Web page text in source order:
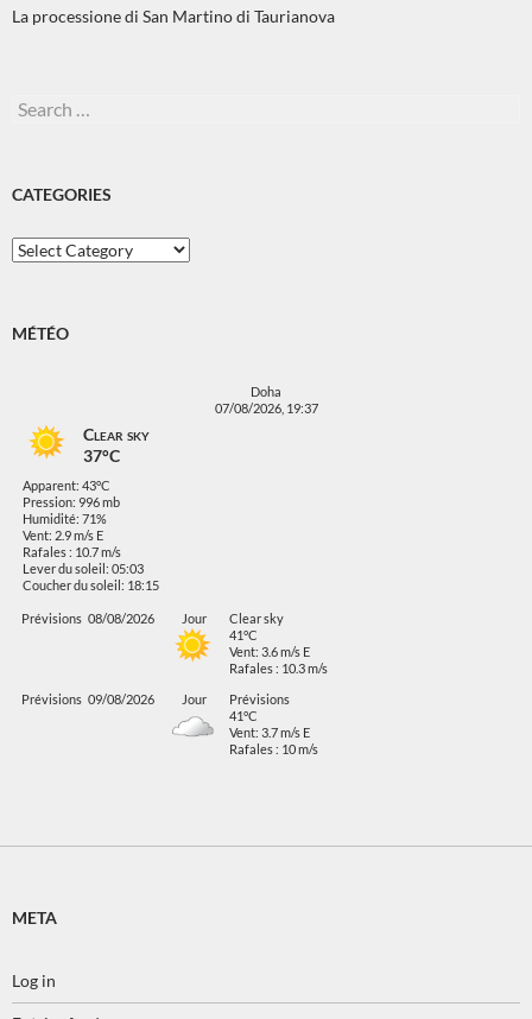
La processione di San Martino di Taurianova
Search
CATEGORIES
Categories
MÉTÉO
Doha
07/08/2026, 19:37
Clear sky
37°C
Apparent: 43°C
Pression: 996 mb
Humidité: 71%
Vent: 2.9 m/s E
Rafales : 10.7 m/s
Lever du soleil: 05:03
Coucher du soleil: 18:15
Prévisions 08/08/2026 Jour
Clear sky
41°C
Vent: 3.6 m/s E
Rafales : 10.3 m/s
Prévisions 09/08/2026 Jour
Prévisions
41°C
Vent: 3.7 m/s E
Rafales : 10 m/s
META
Log in